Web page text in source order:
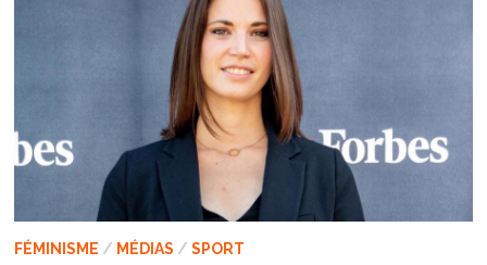
FÉMINISME / MÉDIAS / SPORT